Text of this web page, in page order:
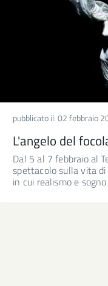
pubblicato il:02 febbraio
L'angelo del
Dal 5 al 7 febbraio al
spettacolo sulla vita
in cui realismo e